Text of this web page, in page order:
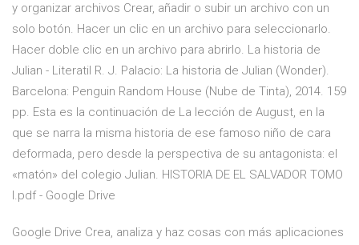
y organizar archivos Crear, añadir o subir un archivo con un
solo botón. Hacer un clic en un archivo para seleccionarlo.
Hacer doble clic en un archivo para abrirlo. La historia de
Julian - Literatil R. J. Palacio: La historia de Julian (Wonder).
Barcelona: Penguin Random House (Nube de Tinta), 2014. 159
pp. Esta es la continuación de La lección de August, en la
que se narra la misma historia de ese famoso niño de cara
deformada, pero desde la perspectiva de su antagonista: el
«matón» del colegio Julian. HISTORIA DE EL SALVADOR TOMO
I.pdf - Google Drive
Google Drive Crea, analiza y haz cosas con más aplicaciones